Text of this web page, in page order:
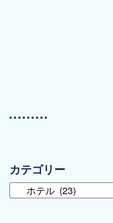
カテゴリー
テ